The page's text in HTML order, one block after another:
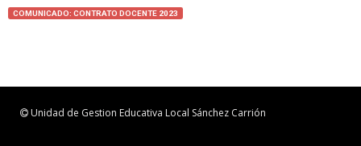
COMUNICADO: CONTRATO DOCENTE 2023
Unidad de Gestion Educativa Local Sánchez Carrión